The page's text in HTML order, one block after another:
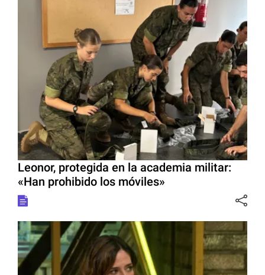
Leonor, protegida en la academia militar:
«Han prohibido los móviles»